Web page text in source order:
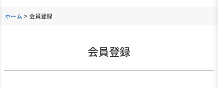
ホーム 会員登録
会員登録